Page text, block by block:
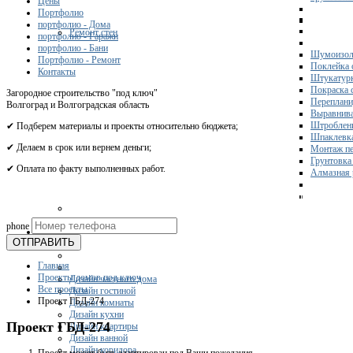
Ремонт стен
Поклейка
Покраска
Монтаж
Грунтовка
Алмазная
Дизайн
Дизайн частного дома
Дизайн гостиной
Дизайн комнаты
Дизайн кухни
Дизайн квартиры
Дизайн ванной
Дизайн коридора
Портфолио
портфолио - Дома
портфолио - Гаражи
портфолио - Бани
Портфолио - Ремонт
Контакты
Загородное строительство "под ключ"
Волгоград и Волгоградская область
✔ Подберем материалы и проекты относительно бюджета;
✔ Делаем в срок или вернем деньги;
✔ Оплата по факту выполненных работ.
phone
ОТПРАВИТЬ
Главная
Проекты домов под ключ
Все проекты
Проект ГБД-274
Проект ГБД-274